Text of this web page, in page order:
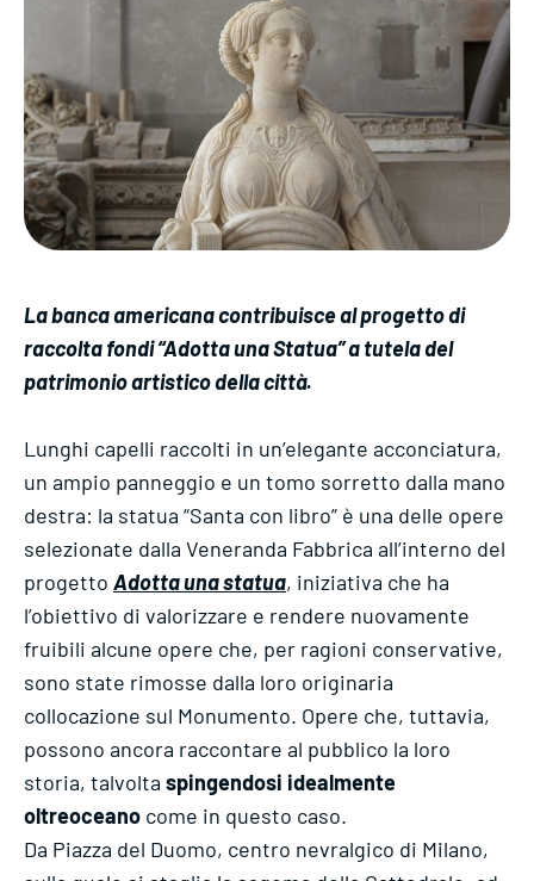
La banca americana contribuisce al progetto di
raccolta fondi “Adotta una Statua” a tutela del
patrimonio artistico della città.
Lunghi capelli raccolti in un’elegante acconciatura,
un ampio panneggio e un tomo sorretto dalla mano
destra: la statua “Santa con libro” è una delle opere
selezionate dalla Veneranda Fabbrica all’interno del
progetto Adotta una statua, iniziativa che ha
l’obiettivo di valorizzare e rendere nuovamente
fruibili alcune opere che, per ragioni conservative,
sono state rimosse dalla loro originaria
collocazione sul Monumento. Opere che, tuttavia,
possono ancora raccontare al pubblico la loro
storia, talvolta spingendosi idealmente
oltreoceano come in questo caso.
Da Piazza del Duomo, centro nevralgico di Milano,